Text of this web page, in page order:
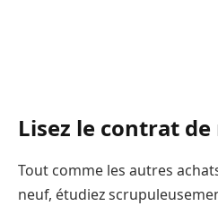
Lisez le contrat
Tout comme les autres
neuf, étudiez